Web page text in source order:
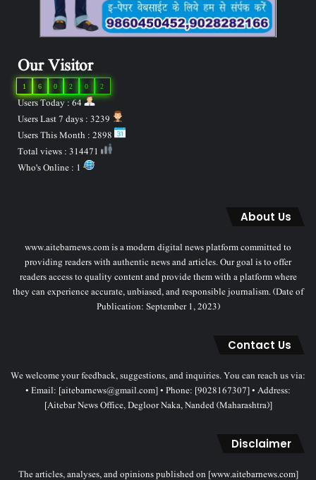
Our Visitor
2
0
2
0
6
1
Users Today : 64
About Us
www.aitebarnews.com is a modern digital news platform committed to
providing readers with authentic news and articles. Our goal is to offer
readers access to quality content and provide them with a platform where
they can experience accurate, unbiased, and responsible journalism. (Date of
Publication: September 1, 2023)
Contact Us
We welcome your feedback, suggestions, and inquiries. You can reach us via:
• Email: [aitebarnews@gmail.com] • Phone: [9028167307] • Address:
[Aitebar News Office, Degloor Naka, Nanded (Maharashtra)]
Disclaimer
The articles, analyses, and opinions published on [www.aitebarnews.com]